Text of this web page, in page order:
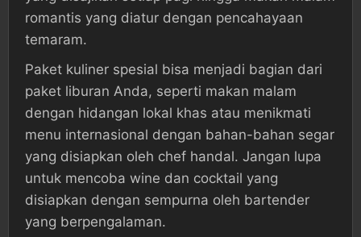
romantis yang diatur dengan pencahayaan
temaram.
Paket kuliner spesial bisa menjadi bagian dari
paket liburan Anda, seperti makan malam
dengan hidangan lokal khas atau menikmati
menu internasional dengan bahan-bahan segar
yang disiapkan oleh chef handal. Jangan lupa
untuk mencoba wine dan cocktail yang
disiapkan dengan sempurna oleh bartender
yang berpengalaman.